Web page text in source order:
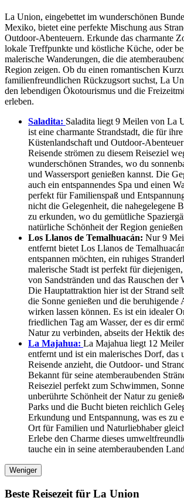
La Union, eingebettet im wunderschönen
Mexiko, bietet eine perfekte Mischung aus
Outdoor-Abenteuern. Erkunde das charmante
lokale Treffpunkte und köstliche Küche, oder
malerische Wanderungen, die die
Region zeigen. Ob du einen romantischen
familienfreundlichen Rückzugsort suchst, La
den lebendigen Ökotourismus und die
erleben.
Saladita: Saladita liegt 9 Meilen von La
ist eine charmante Strandstadt, die für
Küstenlandschaft und Outdoor-
Reisende strömen zu diesem Reiseziel
wunderschönen Strandes, wo du
und Wassersport genießen kannst. Die
auch ein entspannendes Spa und einen
perfekt für Familienspaß und
nicht die Gelegenheit, die nahegelegene
zu erkunden, wo du gemütliche
natürliche Schönheit der Region
Los Llanos de Temalhuacán: Nur 9
entfernt bietet Los Llanos de
entspannen möchten, ein ruhiges
malerische Stadt ist perfekt für
von Sandstränden und das Rauschen der
Die Hauptattraktion hier ist der Strand
die Sonne genießen und die beruhigende
wirken lassen können. Es ist ein idealer
friedlichen Tag am Wasser, der es dir
Natur zu verbinden, abseits der Hektik
La Majahua: La Majahua liegt 12
entfernt und ist ein malerisches Dorf, das
Reisende anzieht, die Outdoor- und
Bekannt für seine atemberaubenden
Reiseziel perfekt zum Schwimmen,
unberührte Schönheit der Natur zu
Parks und die Bucht bieten reichlich
Erkundung und Entspannung, was es zu
Ort für Familien und Naturliebhaber
Erlebe den Charme dieses
tauche ein in seine atemberaubenden
Weniger
Beste Reisezeit für La Union